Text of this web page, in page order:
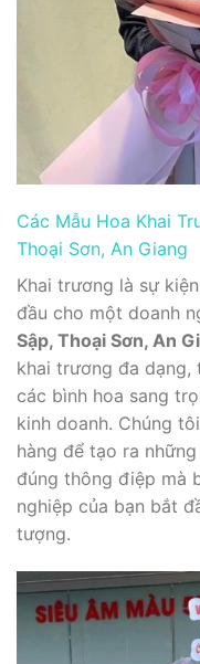
Các Mẫu Hoa Khai
Thoại Sơn, An Giang
Khai trương là sự
đầu cho một doanh
Sập, Thoại Sơn, An
khai trương đa dạng,
các bình hoa sang
kinh doanh. Chúng
hàng để tạo ra
đúng thông điệp mà
nghiệp của bạn bắt
tượng.